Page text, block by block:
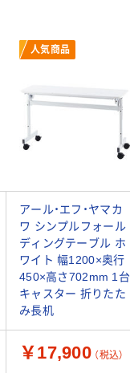
人気商品
アール・エフ・ヤマカ
ワ シンプルフォール
ディングテーブル ホ
ワイト 幅1200×奥行
450×高さ702mm 1台
キャスター 折りたた
み長机
￥17,900 （税込）